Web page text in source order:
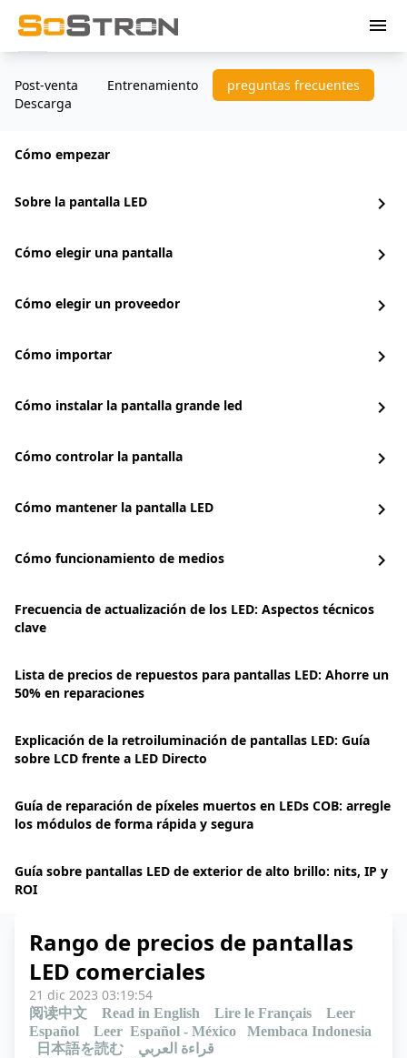
menu
Post-venta Entrenamiento
preguntas frecuentes
Descarga
Cómo empezar
Sobre la pantalla LED chevron_right
Cómo elegir una pantalla chevron_right
Cómo elegir un proveedor chevron_right
Cómo importar chevron_right
Cómo instalar la pantalla grande led chevron_right
Cómo controlar la pantalla chevron_right
Cómo mantener la pantalla LED chevron_right
Cómo funcionamiento de medios chevron_right
Frecuencia de actualización de los LED: Aspectos técnicos
clave
Lista de precios de repuestos para pantallas LED: Ahorre un
50% en reparaciones
Explicación de la retroiluminación de pantallas LED: Guía
sobre LCD frente a LED Directo
Guía de reparación de píxeles muertos en LEDs COB: arregle
los módulos de forma rápida y segura
Guía sobre pantallas LED de exterior de alto brillo: nits, IP y
ROI
Rango de precios de pantallas
LED comerciales
21 dic 2023 03:19:54
阅读中文 Read in English Lire le Français
Leer
Español
Leer Español - México
Membaca Indonesia
日本語を読む
قراءة العربي